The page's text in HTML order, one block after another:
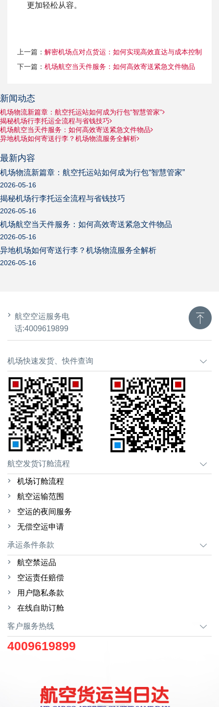
更加轻松从容。
上一篇： 解密机场点对点货运：如何实现高效直达与成本控制
下一篇： 机场航空当天件服务：如何高效寄送紧急文件物品
新闻动态
机场物流新篇章：航空托运站如何成为行包“智慧管家”
揭秘机场行李托运全流程与省钱技巧
机场航空当天件服务：如何高效寄送紧急文件物品
异地机场如何寄送行李？机场物流服务全解析
最新内容
机场物流新篇章：航空托运站如何成为行包“智慧管家”
2026-05-16
揭秘机场行李托运全流程与省钱技巧
2026-05-16
机场航空当天件服务：如何高效寄送紧急文件物品
2026-05-16
异地机场如何寄送行李？机场物流服务全解析
2026-05-16
航空空运服务电
话:4009619899
机场快速发货、快件查询
航空发货订舱流程
机场订舱流程
航空运输范围
空运的夜间服务
无偿空运申请
承运条件条款
航空禁运品
空运责任赔偿
用户隐私条款
在线自助订舱
客户服务热线
4009619899